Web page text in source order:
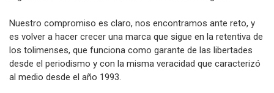
Nuestro compromiso es claro, nos encontramos ante reto, y
es volver a hacer crecer una marca que sigue en la retentiva de
los tolimenses, que funciona como garante de las libertades
desde el periodismo y con la misma veracidad que caracterizó
al medio desde el año 1993.